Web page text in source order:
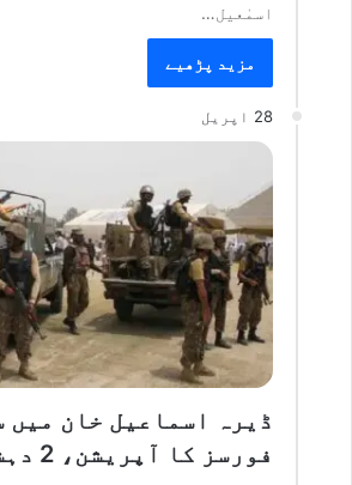
اسمٰعیل…
مزید پڑھیے
28 اپریل
ڈیرہ اسماعیل خان میں
فورسز کا آپریشن، 2 دہشتگرد ہلاک